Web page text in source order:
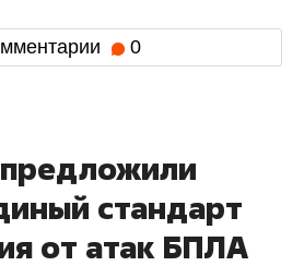
0
стандарт
от атак БПЛА